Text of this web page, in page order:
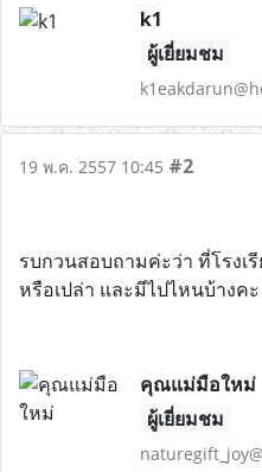
k1
ผู้เยี่ยมชม
19 พ.ค. 2557 10:45 #2
รบกวนสอบถามค่ะว่า ที่โรงเ
หรือเปล่า และมีไปไหนบ้างค
คุณแม่มือใหม่
ผู้เยี่ยมชม